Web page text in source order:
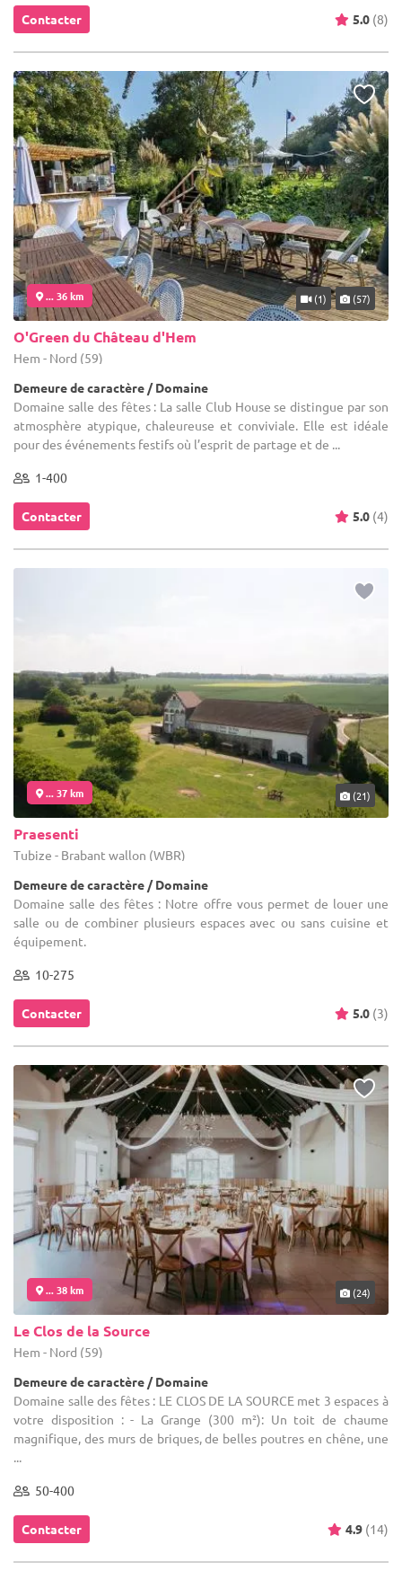
Contacter 5.0 (8)
... 36 km (1) (57)
O'Green du Château d'Hem
Hem - Nord (59)
Demeure de caractère / Domaine
Domaine salle des fêtes : La salle Club House se distingue par son
atmosphère atypique, chaleureuse et conviviale. Elle est idéale
pour des événements festifs où l’esprit de partage et de ...
1-400
Contacter 5.0 (4)
... 37 km (21)
Praesenti
Tubize - Brabant wallon (WBR)
Demeure de caractère / Domaine
Domaine salle des fêtes : Notre offre vous permet de louer une
salle ou de combiner plusieurs espaces avec ou sans cuisine et
équipement.
10-275
Contacter 5.0 (3)
... 38 km (24)
Le Clos de la Source
Hem - Nord (59)
Demeure de caractère / Domaine
Domaine salle des fêtes : LE CLOS DE LA SOURCE met 3 espaces à
votre disposition : - La Grange (300 m²): Un toit de chaume
magnifique, des murs de briques, de belles poutres en chêne, une
50-400
Contacter 4.9 (14)